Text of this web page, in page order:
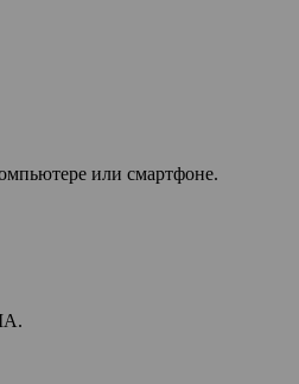
или смартфоне.